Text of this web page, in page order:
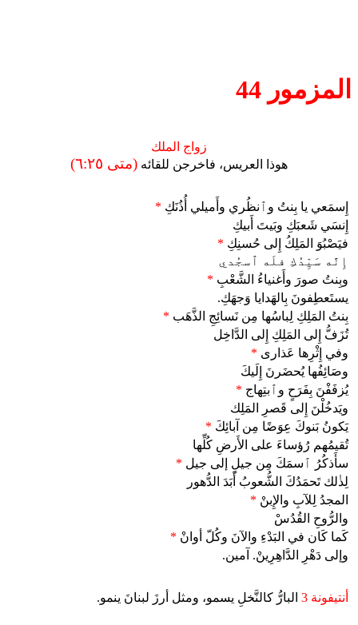
المزمور 44
زواج الملك
هوذا العريس، فاخرجن للقائه (متى ٦:٢٥)
إِسمَعي يا بِنتُ وٱنظُري وأَميلي أُذُنَكِ *
إِنسَي شَعبَكِ وبَيتَ أَبيكِ
فيَصْبُوَ المَلِكُ إِلى حُسنِكِ *
إِنَّه سَيِّدُكِ فلَه ٱسجُدي
وبِنتُ صورَ وأَغنياءُ الشَّعْبِ *
يستَعطِفونَ بِالهَدايا وَجهَكِ.
بِنتُ المَلِكِ لِباسُها مِن نَسائِجِ الذَّهَب *
تُزَفُّ إِلى المَلِكِ إِلى الدَّاخِل
وفي إِثْرِها عَذارى *
وصَائِفُها يُحضَرنَ إِلَيكَ
يُزفَفْنَ بِفَرَحٍ وٱبتِهاج *
ويَدخُلْنَ إِلى قَصرِ المَلِك
يَكونُ بَنوكَ عِوَضًا مِن آبائِكَ *
تُقيمُهم رُؤساءَ على الأَرضِ كُلِّها
سأَذكُرُ ٱسمَكَ مِن جيلٍ إلى جيل *
لِذٰلك تَحمَدُكَ الشُّعوبُ أَبَدَ الدُّهور
المجدُ لِلآبِ والإِبنْ *
والرُّوحِ القُدُسْ
كَما كَان في البَدْءِ والآنَ وكُلّ أوانْ *
وإلى دَهْرِ الدَّاهِرِينْ. آمين.
أنتيفونة 3 البارُّ كالنَّخلِ يسمو، ومثل أرزَ لبنانَ ينمو.